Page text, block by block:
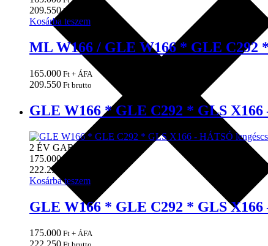
209.550Ft brutto
Kosárba teszem
ML W166 / GLE W166 * GLE C292
165.000 Ft + ÁFA
209.550 Ft brutto
GLE W166 * GLE C292 * GLS
2 ÉV GARANCIA!
175.000Ft + ÁFA
222.250
Kosárba teszem
GLE W166 * GLE C292 * GLS
175.000 Ft + ÁFA
222.250